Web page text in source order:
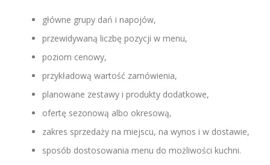
główne grupy dań i napojów,
przewidywaną liczbę pozycji w menu,
poziom cenowy,
przykładową wartość zamówienia,
planowane zestawy i produkty dodatkowe,
ofertę sezonową albo okresową,
zakres sprzedaży na miejscu, na wynos i w dostawie,
sposób dostosowania menu do możliwości kuchni.